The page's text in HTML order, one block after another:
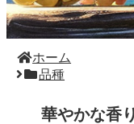
ホーム
品種
華やかな香